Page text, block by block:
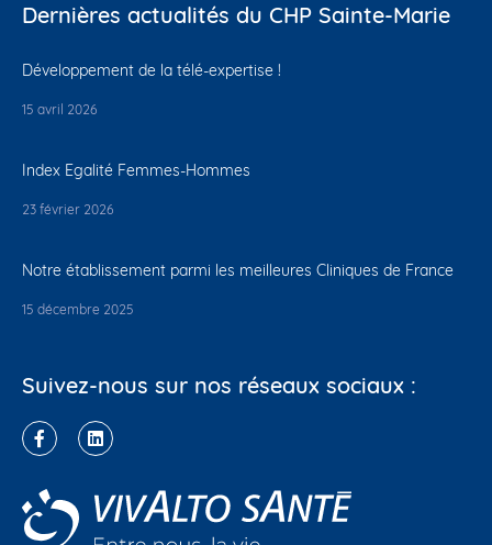
Dernières actualités du CHP Sainte-Marie
Développement de la télé-expertise !
15 avril 2026
Index Egalité Femmes-Hommes
23 février 2026
Notre établissement parmi les meilleures Cliniques de France
15 décembre 2025
Suivez-nous sur nos réseaux sociaux :